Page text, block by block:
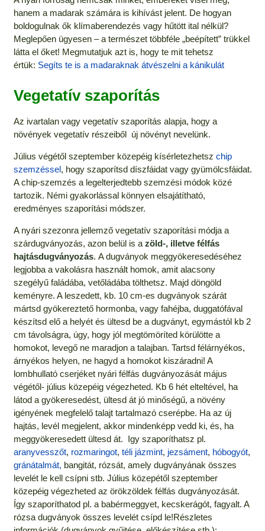
hanem a madarak számára is kihívást jelent. De hogyan
boldogulnak ők klímaberendezés vagy hűtött ital nélkül?
Meglepően ügyesen – a természet többféle „beépített” trükkel
látta el őket! Megmutatjuk azt is, hogy te mit tehetsz
értük: Segíts te is a madaraknak átvészelni a kánikulát
Vegetatív szaporítás
Az ivartalan vagy vegetatív szaporítás alapja, hogy a
növények vegetatív részeiből új növényt nevelünk.
Július végétől szeptember közepéig kísérletezhetsz chip
szemzéssel, hogy szaporítsd díszfáidat vagy gyümölcsfáidat.
A chip-szemzés a legelterjedtebb szemzési módok közé
tartozik. Némi gyakorlással könnyen elsajátítható,
eredményes szaporítási módszer.
A nyári szezonra jellemző vegetatív szaporítási módja a
szárdugványozás, azon belül is a zöld-, illetve félfás
hajtásdugványozás. A dugványok meggyökeresedéséhez
legjobba a vakolásra használt homok, amit alacsony
szegélyű faládába, vetőládába tölthetsz. Majd döngöld
keményre. A leszedett, kb. 10 cm-es dugványok szárát
mártsd gyökereztető hormonba, vagy fahéjba, duggatófával
készítsd elő a helyét és ültesd be a dugványt, egymástól kb 2
cm távolságra, úgy, hogy jól megtömöríted körülötte a
homokot, levegő ne maradjon a talajban. Tartsd félárnyékos,
árnyékos helyen, ne hagyd a homokot kiszáradni! A
lombhullató cserjéket nyári félfás dugványozását május
végétől- július közepéig végezheted. Kb 6 hét elteltével, ha
látod a gyökeresedést, ültesd át jó minőségű, a növény
igényének megfelelő talajt tartalmazó cserépbe. Ha az új
hajtás, levél megjelent, akkor mindenképp vedd ki, és, ha
meggyökeresedett ültesd át. Igy szaporíthatsz pl.
aranyvesszőt, rozmaringot, téli jázmint, jezsáment, hóbogyót,
gránátalmát, bangitát, rózsát, amely dugványának összes
levelét le kell csípni stb. Július közepétől szeptember
közepéig végezheted az örökzöldek félfás dugványozását.
Így szaporíthatod pl. a babérmeggyet, kecskerágót, fagyalt. A
rózsa dugványok összes levelét csípd le!Részletes